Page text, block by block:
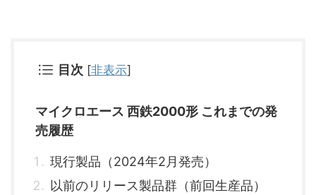
目次 [非表示]
マイクロエース 西鉄2000形 これまでの発
売履歴
現行製品（2024年2月発売）
以前のリリース製品群（前回生産品）